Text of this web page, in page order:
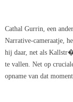
Cathal Gurrin, een
Narrative-cameraatje,
hij daar, net als
te vallen. Net op
opname van dat